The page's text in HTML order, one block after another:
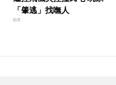
「肇逃」找嘸人
8/8